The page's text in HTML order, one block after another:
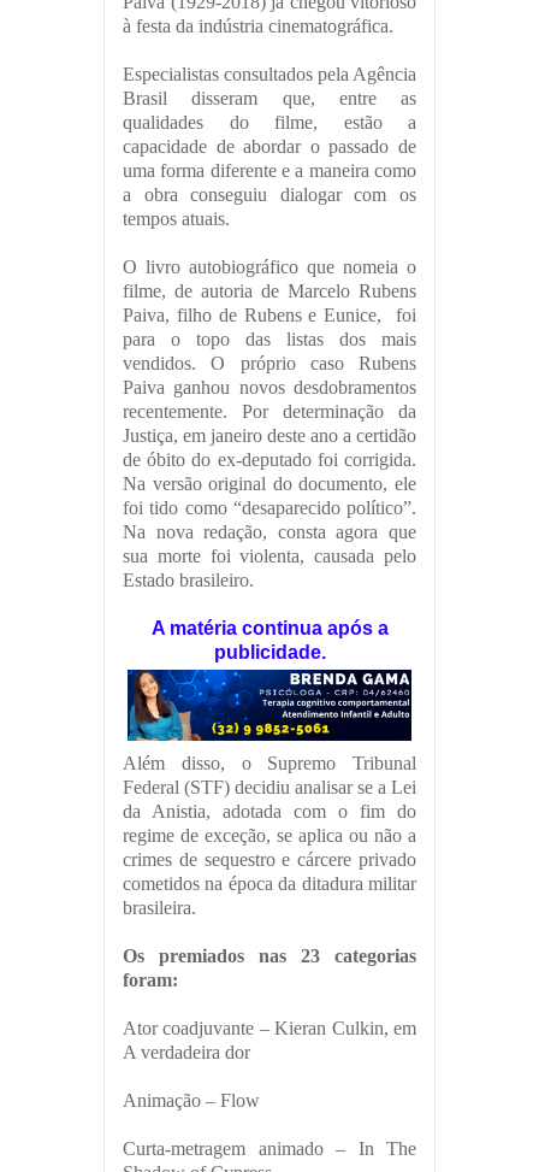
à festa da indústria cinematográfica.
Especialistas consultados pela Agência
Brasil disseram que, entre as
qualidades do filme, estão a
capacidade de abordar o passado de
uma forma diferente e a maneira como
a obra conseguiu dialogar com os
tempos atuais.
O livro autobiográfico que nomeia o
filme, de autoria de Marcelo Rubens
Paiva, filho de Rubens e Eunice, foi
para o topo das listas dos mais
vendidos. O próprio caso Rubens
Paiva ganhou novos desdobramentos
recentemente. Por determinação da
Justiça, em janeiro deste ano a certidão
de óbito do ex-deputado foi corrigida.
Na versão original do documento, ele
foi tido como “desaparecido político”.
Na nova redação, consta agora que
sua morte foi violenta, causada pelo
Estado brasileiro.
A matéria continua após a
publicidade.
Além disso, o Supremo Tribunal
Federal (STF) decidiu analisar se a Lei
da Anistia, adotada com o fim do
regime de exceção, se aplica ou não a
crimes de sequestro e cárcere privado
cometidos na época da ditadura militar
brasileira.
Os premiados nas 23 categorias
foram:
Ator coadjuvante – Kieran Culkin, em
A verdadeira dor
Animação – Flow
Curta-metragem animado – In The